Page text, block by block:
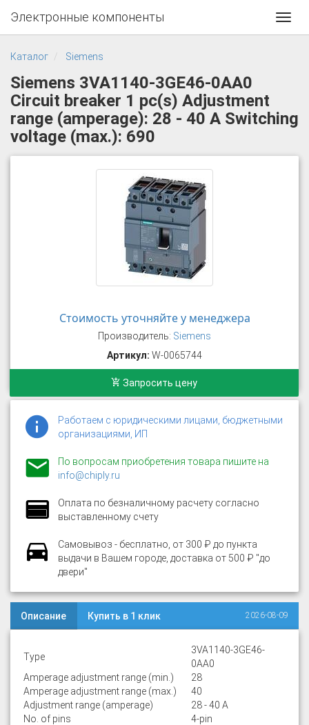
Электронные компоненты
Каталог Siemens
Siemens 3VA1140-3GE46-0AA0
Circuit breaker 1 pc(s) Adjustment
range (amperage): 28 - 40 A Switching
voltage (max.): 690
Стоимость уточняйте у менеджера
Производитель: Siemens
Артикул: W-0065744
Запросить цену
Работаем с юридическими лицами, бюджетными
организациями, ИП
По вопросам приобретения товара пишите на
info@chiply.ru
Оплата по безналичному расчету согласно
выставленному счету
Самовывоз - бесплатно, от 300 ₽ до пункта
выдачи в Вашем городе, доставка от 500 ₽ "до
двери"
Описание Купить в 1 клик 2026-08-09
Type
3VA1140-3GE46-
0AA0
Amperage adjustment range (min.)
28
Amperage adjustment range (max.)
40
Adjustment range (amperage)
28 - 40 A
No. of pins
4-pin